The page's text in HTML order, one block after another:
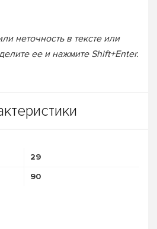
неточность в тексте или
ее и нажмите Shift+Enter.
29
90